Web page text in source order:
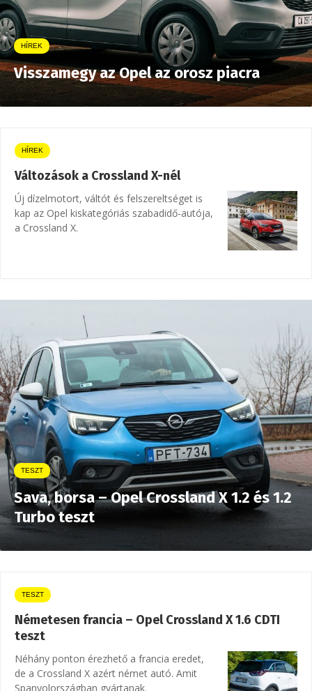
HÍREK
Visszamegy az Opel az orosz piacra
HÍREK
Változások a Crossland X-nél
Új dízelmotort, váltót és felszereltséget is
kap az Opel kiskategóriás szabadidő-autója,
a Crossland X.
TESZT
Sava, borsa – Opel Crossland X 1.2 és 1.2
Turbo teszt
TESZT
Németesen francia – Opel Crossland X 1.6 CDTI
teszt
Néhány ponton érezhető a francia eredet,
de a Crossland X azért német autó. Amit
Spanyolországban gyártanak.